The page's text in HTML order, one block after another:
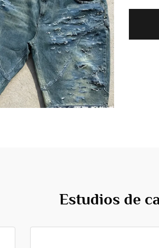
Estudios de